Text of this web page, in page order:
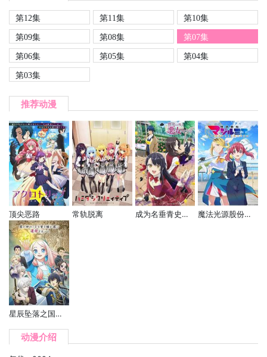
第12集 第11集
第10集
第09集
第08集
第07集
第06集
第05集
第04集
第03集
推荐动漫
顶尖恶路 常轨脱离 成为名垂青史的恶役千金吧！ 魔法光源股份有限公司
星辰坠落之国的妮娜
动漫介绍